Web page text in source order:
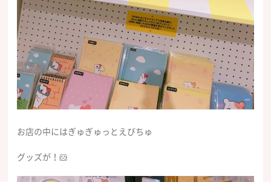
お店の中にはぎゅぎゅっとえびちゅ
グッズが！🐹